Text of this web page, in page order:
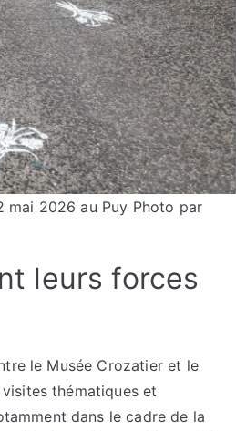
mai 2026 au Puy Photo par
leurs forces
le Musée Crozatier et le
thématiques et
dans le cadre de la